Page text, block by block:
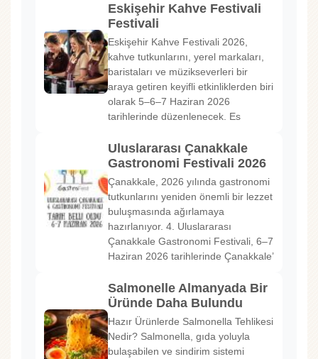
Eskişehir Kahve Festivali
Festivali
Eskişehir Kahve Festivali 2026,
kahve tutkunlarını, yerel markaları,
baristaları ve müzikseverleri bir
araya getiren keyifli etkinliklerden biri
olarak 5–6–7 Haziran 2026
tarihlerinde düzenlenecek. Es
Uluslararası Çanakkale
Gastronomi Festivali 2026
Çanakkale, 2026 yılında gastronomi
tutkunlarını yeniden önemli bir lezzet
buluşmasında ağırlamaya
hazırlanıyor. 4. Uluslararası
Çanakkale Gastronomi Festivali, 6–7
Haziran 2026 tarihlerinde Çanakkale’
Salmonelle Almanyada Bir
Üründe Daha Bulundu
Hazır Ürünlerde Salmonella Tehlikesi
Nedir? Salmonella, gıda yoluyla
bulaşabilen ve sindirim sistemi